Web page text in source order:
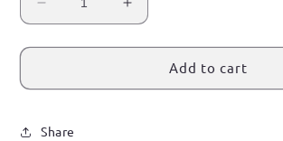
Decrease
quantity
for
Michoacan
T-
Increase
quantity
for
Mugica,
Michoacan
Add to cart
Share